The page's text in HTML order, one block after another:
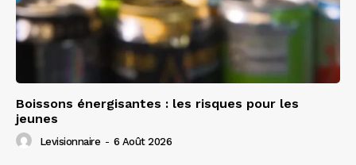
Boissons énergisantes : les risques pour les
jeunes
Levisionnaire - 6 Août 2026